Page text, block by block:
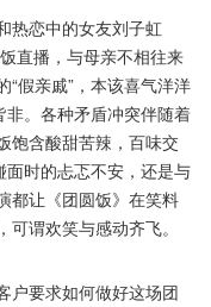
恋中的女友刘子虹
直播，与母亲不相往来
“假亲戚”，本该喜气洋洋
非。各种矛盾冲突伴随着
饱含酸甜苦辣，百味交
面时的忐忑不安，还是与
都让《团圆饭》在笑料
谓欢笑与感动齐飞。
要求如何做好这场团